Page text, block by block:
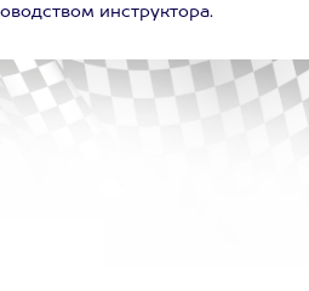
инструктора.